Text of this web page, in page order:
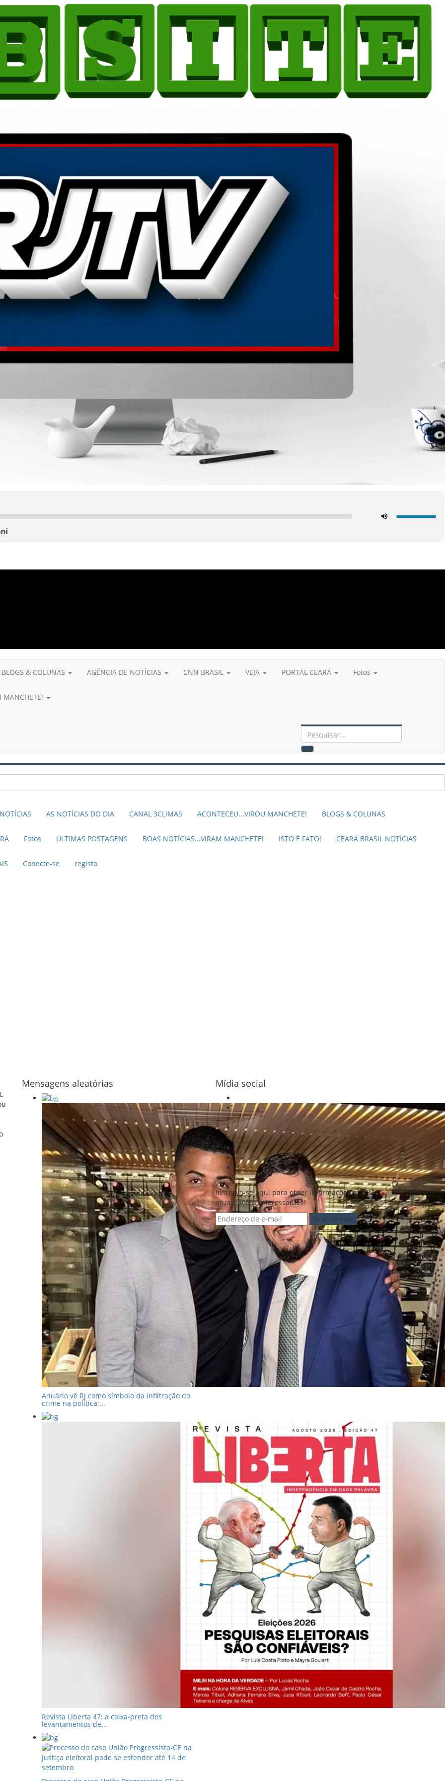
BLOGS & COLUNAS AGÊNCIA DE NOTÍCIAS CNN BRASIL VEJA PORTAL CEARÁ Fotos
MANCHETE!
AS NOTÍCIAS DO DIA CANAL 3CLIMAS ACONTECEU...VIROU MANCHETE! BLOGS & COLUNAS
Fotos ÚLTIMAS POSTAGENS BOAS NOTÍCIAS...VIRAM MANCHETE! ISTO É FATO! CEARÁ BRASIL NOTÍCIAS
Conecte-se registo
Mensagens aleatórias
Anuário vê RJ como símbolo da infiltração do
crime na política;...
Revista Liberta 47: a caixa-preta dos
levantamentos de...
Mídia social
Inscreva-se aqui para obter informações e
atualizações interessantes!